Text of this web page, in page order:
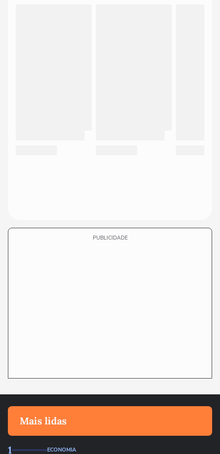
PUBLICIDADE
Mais lidas
1 ECONOMIA